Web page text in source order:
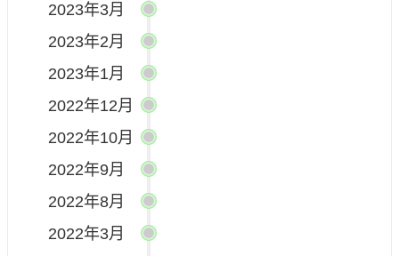
2023年3月
2023年2月
2023年1月
2022年12月
2022年10月
2022年9月
2022年8月
2022年3月